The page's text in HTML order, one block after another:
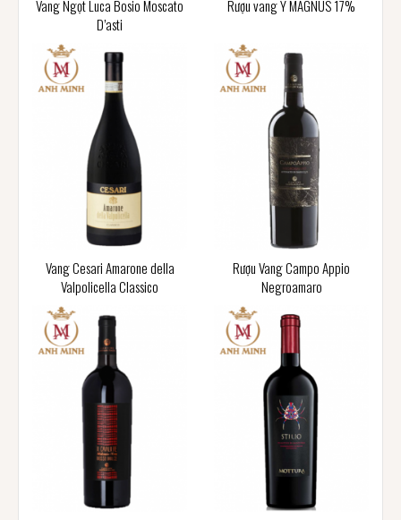
Vang Ngọt Luca Bosio Moscato
D’asti
Rượu vang Ý MAGNUS 17%
Vang Cesari Amarone della
Valpolicella Classico
Rượu Vang Campo Appio
Negroamaro